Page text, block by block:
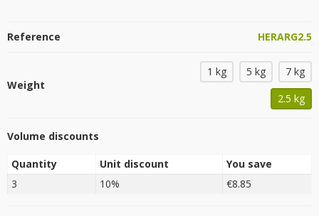
Reference HERARG2.5
Weight
1 kg 5 kg
7 kg
2.5 kg
Volume discounts
Quantity Unit discount
You save
3
10% €8.85